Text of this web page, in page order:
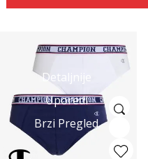
Detaljnije
Uporedi
Brzi Pregled